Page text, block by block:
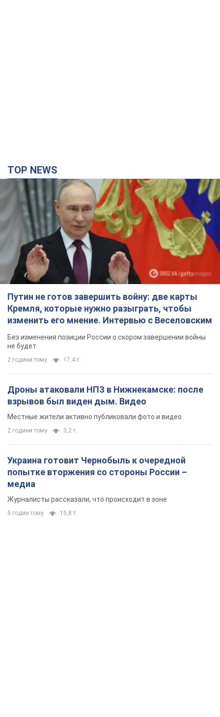
TOP NEWS
Путин не готов завершить войну: две карты
Кремля, которые нужно разыграть, чтобы
изменить его мнение. Интервью с Веселовским
Без изменения позиции России о скором завершении войны
не будет
2 години тому 17,4 т.
Дроны атаковали НПЗ в Нижнекамске: после
взрывов был виден дым. Видео
Местные жители активно публиковали фото и видео
2 години тому 3,2 т.
Украина готовит Чернобыль к очередной
попытке вторжения со стороны России –
медиа
Журналисты рассказали, что происходит в зоне
5 годин тому 15,8 т.